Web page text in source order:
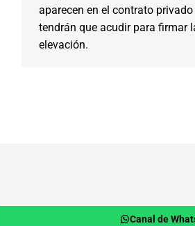
aparecen en el contrato privado
tendrán que acudir para firmar
elevación.
Canal de